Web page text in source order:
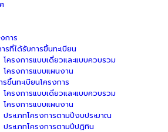
การ
รที่ได้รับการขึ้นทะเบียน
โครงการแบบเดี่ยวและแบบควบรวม
โครงการแบบแผนงาน
ขึ้นทะเบียนโครงการ
โครงการแบบเดี่ยวและแบบควบรวม
โครงการแบบแผนงาน
ประเภทโครงการตามปีงบประมาณ
ประเภทโครงการตามปีปฏิทิน